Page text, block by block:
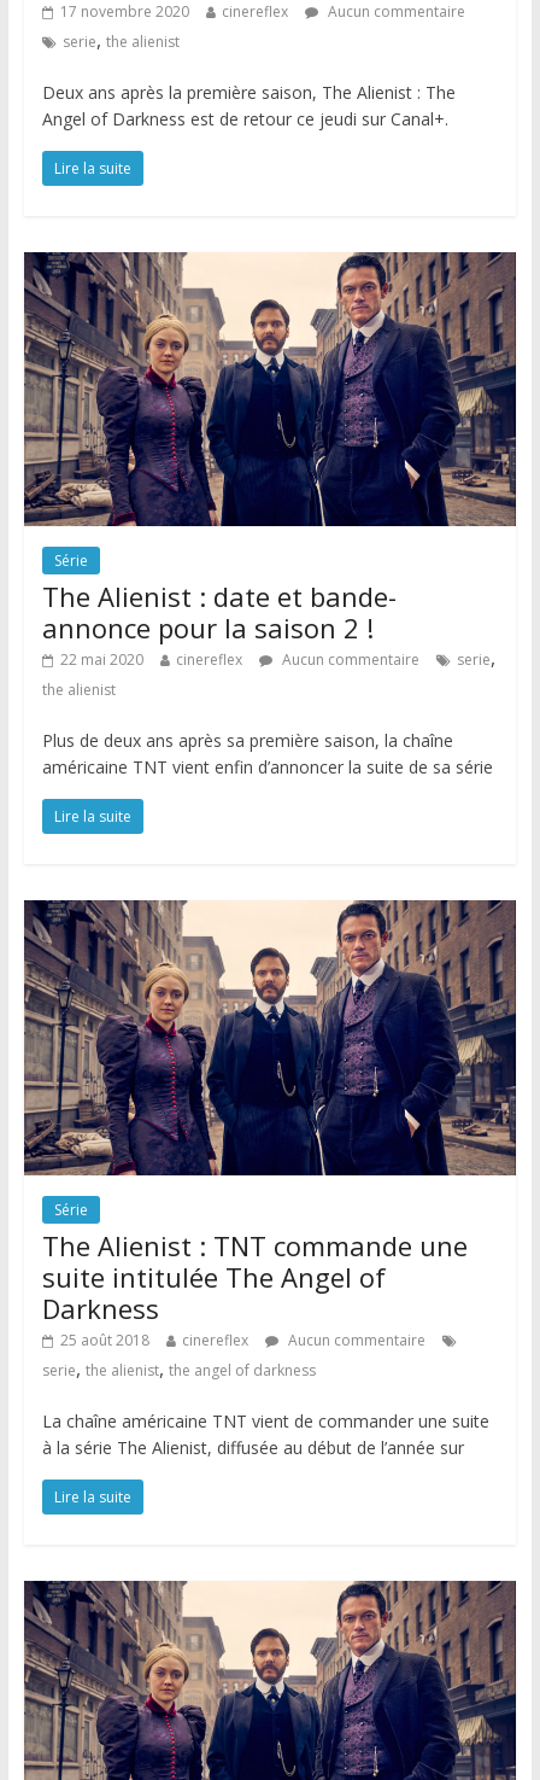
17 novembre 2020 cinereflex
Aucun commentaire
serie, the alienist
Deux ans après la première saison, The Alienist : The
Angel of Darkness est de retour ce jeudi sur Canal+.
Lire la suite
Série
The Alienist : date et bande-
annonce pour la saison 2 !
22 mai 2020 cinereflex Aucun commentaire serie,
the alienist
Plus de deux ans après sa première saison, la chaîne
américaine TNT vient enfin d’annoncer la suite de sa série
Lire la suite
Série
The Alienist : TNT commande une
suite intitulée The Angel of
Darkness
25 août 2018 cinereflex
Aucun commentaire
serie, the alienist, the angel of darkness
La chaîne américaine TNT vient de commander une suite
à la série The Alienist, diffusée au début de l’année sur
Lire la suite